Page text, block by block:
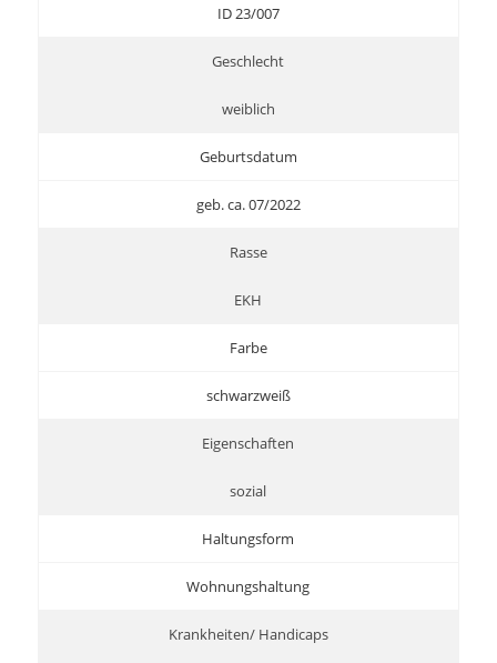
ID 23/007
Geschlecht
weiblich
Geburtsdatum
geb. ca. 07/2022
Rasse
EKH
Farbe
schwarzweiß
Eigenschaften
sozial
Haltungsform
Wohnungshaltung
Krankheiten/ Handicaps